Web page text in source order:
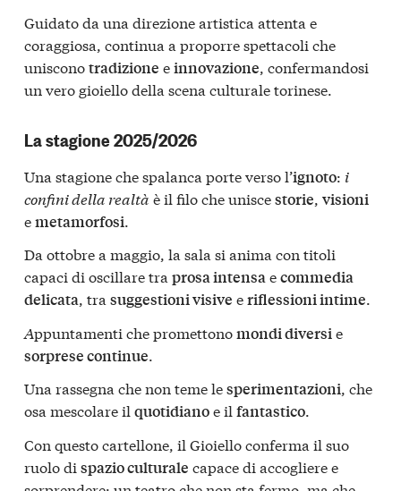
Guidato da una direzione artistica attenta e
coraggiosa, continua a proporre spettacoli che
unisconotradizione einnovazione, confermandosi
un vero gioiello della scena culturale torinese.
La stagione 2025/2026
Una stagione che spalanca porte verso l’ignoto: i
confini della realtà è il filo che uniscestorie visioni
emetamorfosi
Da ottobre a maggio, la sala si anima con titoli
capaci di oscillare tra prosa intensaecommedia
delicata, tra suggestioni visive eriflessioni intime.
Appuntamenti che promettonomondi diversie
sorprese continue.
Una rassegna che non teme lesperimentazioni, che
osa mescolare il quotidianoe il fantastico.
Con questo cartellone, il Gioiello conferma il suo
ruolo di spazio culturale capace di accogliere e